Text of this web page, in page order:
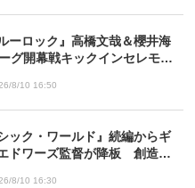
ーロック』高橋文哉＆櫻井海
グ開幕戦キックインセレモニ
8/10 16:50
ック・ワールド』続編からギ
ドワーズ監督が降板 創造性
8/10 16:30